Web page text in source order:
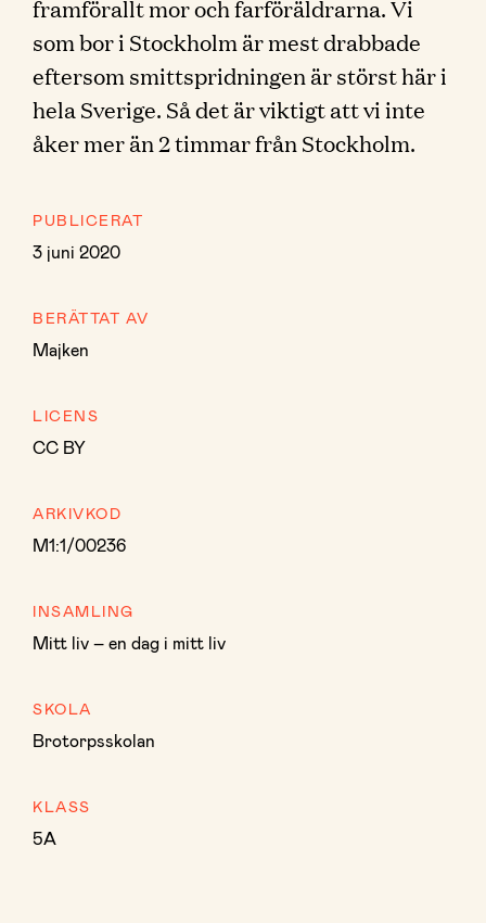
framförallt mor och farföräldrarna. Vi
som bor i Stockholm är mest drabbade
eftersom smittspridningen är störst här i
hela Sverige. Så det är viktigt att vi inte
åker mer än 2 timmar från Stockholm.
PUBLICERAT
3 juni 2020
BERÄTTAT AV
Majken
LICENS
CC BY
ARKIVKOD
M1:1/00236
INSAMLING
Mitt liv – en dag i mitt liv
SKOLA
Brotorpsskolan
KLASS
5A